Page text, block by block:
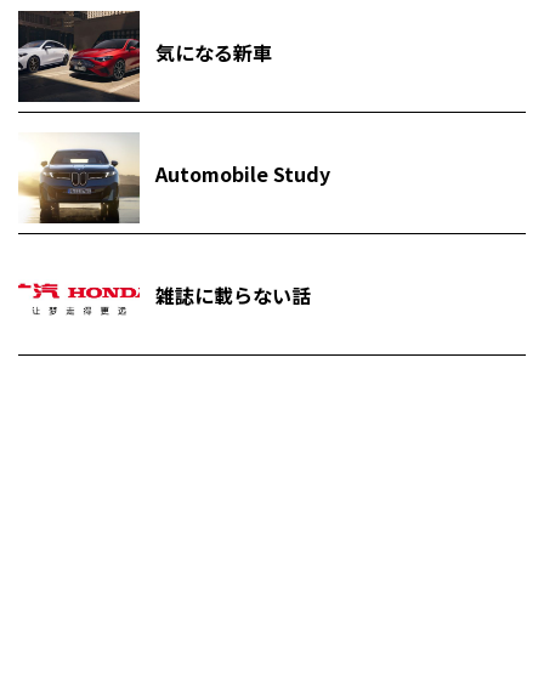
気になる新車
Automobile Study
雑誌に載らない話